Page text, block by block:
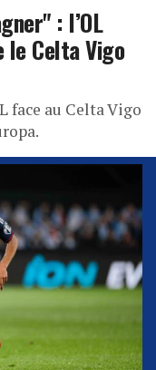
: l’OL
Celta Vigo
face au Celta Vigo